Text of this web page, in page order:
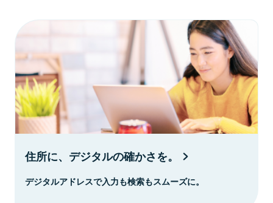
住所に、デジタルの確かさを。
デジタルアドレスで入力も検索もスムーズに。